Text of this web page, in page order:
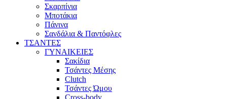
Σκαρπίνια
Μποτάκια
Πάνινα
Σανδάλια & Παντόφλες
ΤΣΑΝΤΕΣ
ΓΥΝΑΙΚΕΙΕΣ
Σακίδια
Τσάντες Μέσης
Clutch
Τσάντες Ώμου